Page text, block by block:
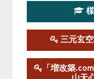
第１９期立命
この講座
陰宅三元玄空
2025-06-07～
三元玄
「増改築